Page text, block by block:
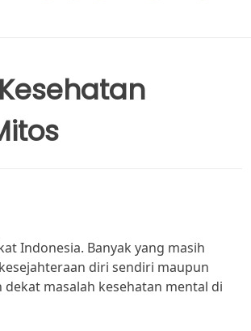
Indonesia. Banyak yang masih
diri sendiri maupun
masalah kesehatan mental di